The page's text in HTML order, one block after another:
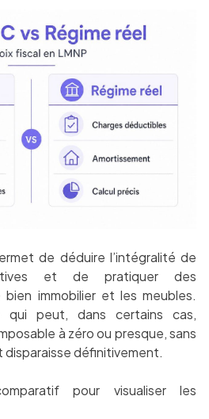
de déduire l’intégralité de
et de pratiquer des
immobilier et les meubles.
qui peut, dans certains cas,
à zéro ou presque, sans
disparaisse définitivement.
pour visualiser les